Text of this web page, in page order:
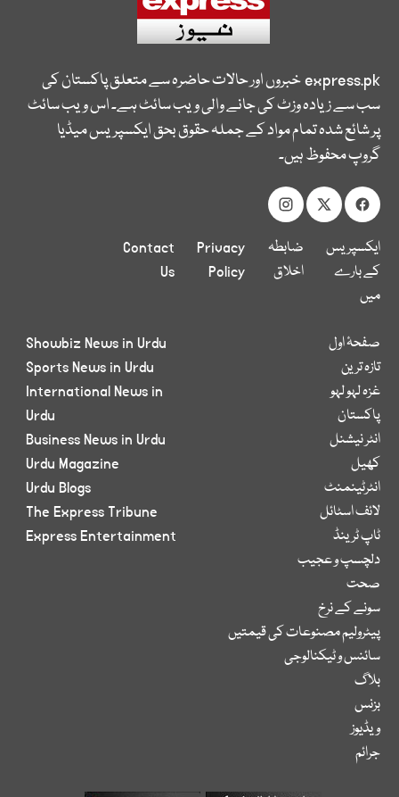
express.pkخبروں اور حالات حاضرہ سے متعلق پاکستان کی
سب سے زیادہ وزٹ کی جانے والی ویب سائٹ ہے۔ اس ویب سائٹ
پر شائع شدہ تمام مواد کے جملہ حقوق بحق ایکسپریس میڈیا
گروپ محفوظ ہیں۔
ایکسپریس
کے بارے
میں
ضابطہ
اخلاق
Privacy
Policy
Contact
Us
صفحۂ اول
تازہ ترین
غزہ لہو لہو
پاکستان
انٹر نیشنل
کھیل
انٹرٹینمنٹ
لائف اسٹائل
ٹاپ ٹرینڈ
دلچسپ و عجیب
صحت
سونے کے نرخ
پیٹرولیم مصنوعات کی قیمتیں
سائنس و ٹیکنالوجی
بلاگ
بزنس
ویڈیوز
جرائم
Showbiz News in Urdu
Sports News in Urdu
International News in
Urdu
Business News in Urdu
Urdu Magazine
Urdu Blogs
The Express Tribune
Express Entertainment